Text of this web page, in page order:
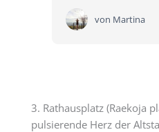
von Martina
3. Rathausplatz (Raekoja
pulsierende Herz der